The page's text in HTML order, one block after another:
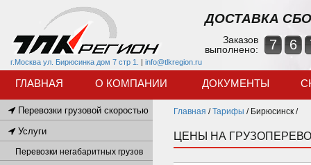
г.Москва ул. Бирюсинка дом 7 стр 1. | info@tlkregion.ru
ДОСТАВКА
Заказов
выполнено:
7 6
ГЛАВНАЯ О КОМПАНИИ ДОКУМЕНТЫ
Главная /Тарифы / Бирюсинск /
ЦЕНЫ НА
Перевозки грузовой скоростью
Услуги
Перевозки негабаритных грузов